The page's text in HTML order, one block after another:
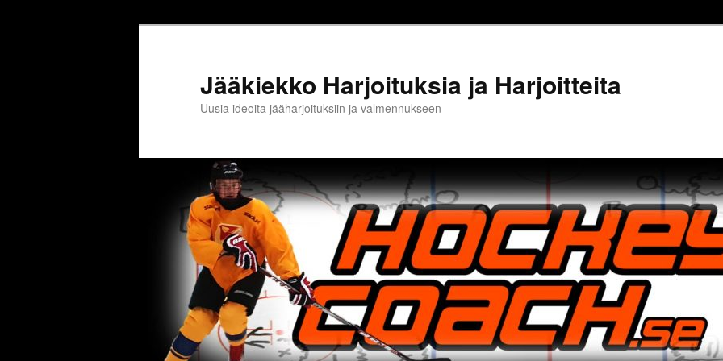
Jääkiekko Harjoituksia ja Harjoitteita
Uusia ideoita jääharjoituksiin ja valmennukseen